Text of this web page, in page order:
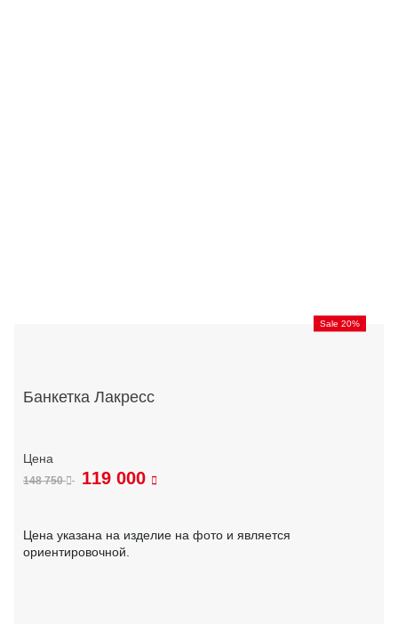
Sale 20%
Банкетка Лакресс
148 750 119 000
Цена указана на изделие на фото и является
ориентировочной.